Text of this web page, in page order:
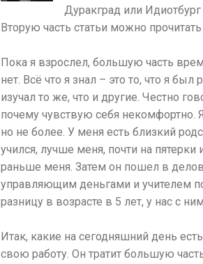
Дуракград или Идиотбург
Вторую часть статьи можно прочитать
Пока я взрослел, большую часть
нет. Всё что я знал – это то, что я
изучал то же, что и другие. Честно
почему чувствую себя некомфортно.
но не более. У меня есть близкий
учился, лучше меня, почти на
раньше меня. Затем он пошел в
управляющим деньгами и учителем
разницу в возрасте в 5 лет, у нас с
Итак, какие на сегодняшний день
свою работу. Он тратит большую